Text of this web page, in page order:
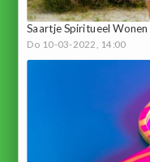
Saartje Spiritueel Wonen
Do 10-03-2022, 14:00